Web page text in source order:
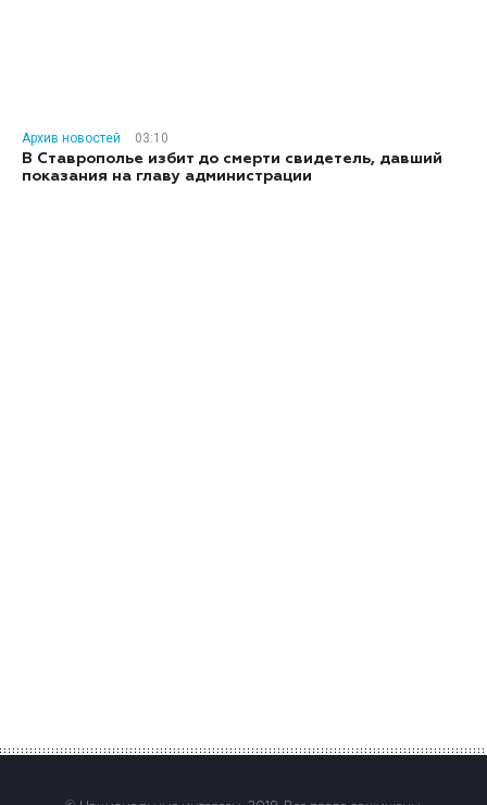
Архив новостей
03:10
В Ставрополье избит до смерти свидетель, давший
показания на главу администрации